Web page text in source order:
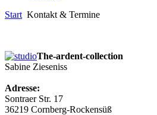
Start Kontakt & Termine
The-ardent-collection
Sabine Zieseniss
Adresse:
Sontraer Str. 17
36219 Cornberg-Rockensüß